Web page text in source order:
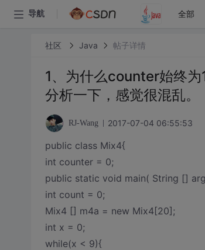
导航 全部
社区 Java 帖子详情
1、为什么counter始终
分析一下，感觉很混乱。
RJ-Wang 2017-07-04 06:55:53
public class Mix4{
int counter = 0;
public static void main( String []
int count = 0;
Mix4 [] m4a = new Mix4[20];
int x = 0;
while(x < 9){